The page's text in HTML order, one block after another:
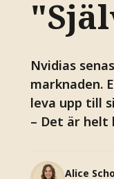
Nvidias
marknaden.
leva upp till
– Det är
Alice